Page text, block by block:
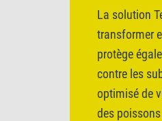
La solution
transformer
protège
contre les
optimisé de
des